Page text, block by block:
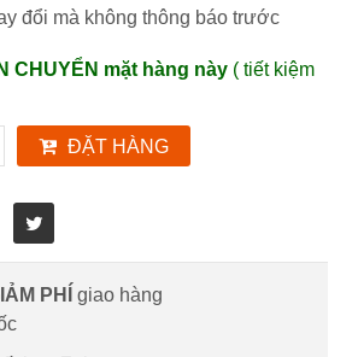
đổi mà không thông báo trước
CHUYỂN mặt hàng này ( tiết kiệm
ĐẶT HÀNG
PHÍ
giao hàng